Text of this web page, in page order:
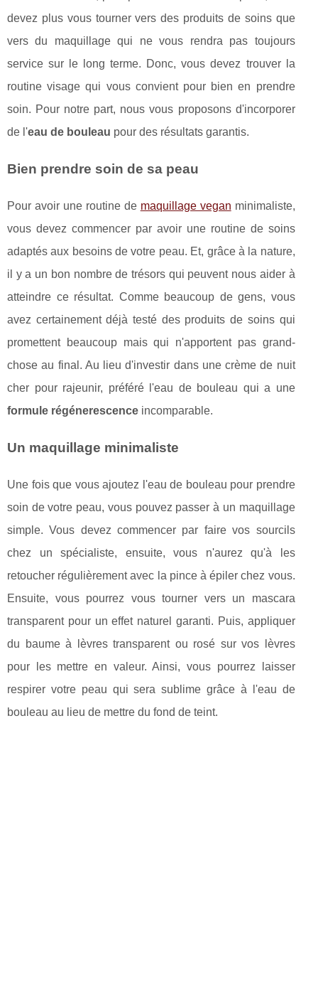
devez plus vous tourner vers des produits de soins que
vers du maquillage qui ne vous rendra pas toujours
service sur le long terme. Donc, vous devez trouver la
routine visage qui vous convient pour bien en prendre
soin. Pour notre part, nous vous proposons d'incorporer
de l'eau de bouleau pour des résultats garantis.
Bien prendre soin de sa peau
Pour avoir une routine de maquillage vegan minimaliste,
vous devez commencer par avoir une routine de soins
adaptés aux besoins de votre peau. Et, grâce à la nature,
il y a un bon nombre de trésors qui peuvent nous aider à
atteindre ce résultat. Comme beaucoup de gens, vous
avez certainement déjà testé des produits de soins qui
promettent beaucoup mais qui n'apportent pas grand-
chose au final. Au lieu d'investir dans une crème de nuit
cher pour rajeunir, préféré l'eau de bouleau qui a une
formule régénerescence incomparable.
Un maquillage minimaliste
Une fois que vous ajoutez l'eau de bouleau pour prendre
soin de votre peau, vous pouvez passer à un maquillage
simple. Vous devez commencer par faire vos sourcils
chez un spécialiste, ensuite, vous n'aurez qu'à les
retoucher régulièrement avec la pince à épiler chez vous.
Ensuite, vous pourrez vous tourner vers un mascara
transparent pour un effet naturel garanti. Puis, appliquer
du baume à lèvres transparent ou rosé sur vos lèvres
pour les mettre en valeur. Ainsi, vous pourrez laisser
respirer votre peau qui sera sublime grâce à l'eau de
bouleau au lieu de mettre du fond de teint.